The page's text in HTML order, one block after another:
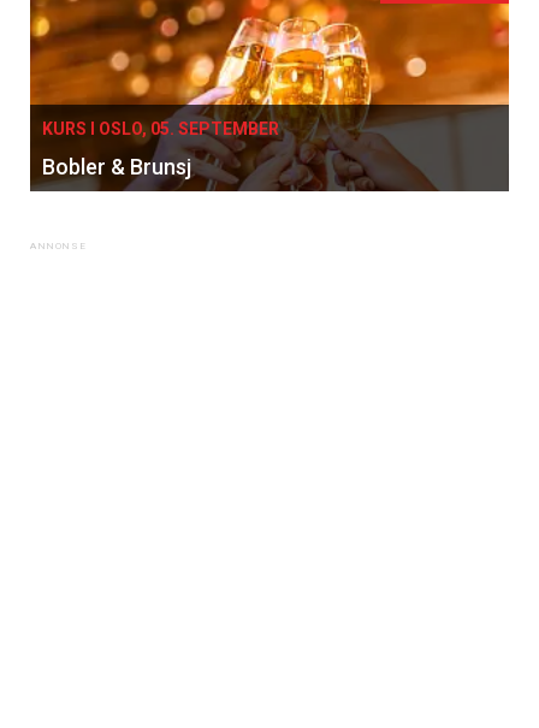
KURS I OSLO, 05. SEPTEMBER
Bobler & Brunsj